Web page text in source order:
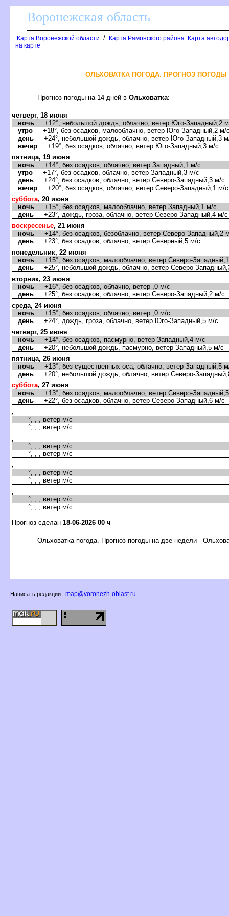
оронежская область
Карта Воронежской области /
Карта Рамонского района. Карта
на карте
ОЛЬХОВАТКА ПОГОДА. ПРОГНОЗ
Прогноз погоды на 14 дней Ольховатка:
четверг, 18 июня
ночь +12°, небольшой дождь, облачно, ветер Юго-Западный,2
утро +18°, без осадков, малооблачно, ветер Юго-Западный,2 м/
день +24°, небольшой дождь, облачно, ветер Юго-Западный,3
ечер +19°, без осадков, облачно, ветер Юго-Западный,3 м/с
пятница, 19 июня
ночь +14°, без осадков, облачно, ветер Западный,1 м/с
утро +17°, без осадков, облачно, ветер Западный,3 м/с
день +24°, без осадков, облачно, ветер Северо-Западный,3 м/с
ечер +20°, без осадков, облачно, ветер Северо-Западный,1 м/с
суббота, 20 июня
ночь +15°, без осадков, малооблачно, ветер Западный,1 м/с
день +23°, дождь, гроза, облачно, ветер Северо-Западный,4 м/с
оскресенье, 21 июня
ночь +14°, без осадков, безоблачно, ветер Северо-Западный,2
день +23°, без осадков, облачно, ветер Северный,5 м/с
понедельник, 22 июня
ночь +15°, без осадков, малооблачно, ветер Северо-
день +25°, небольшой дождь, облачно, ветер Северо-
торник, 23 июня
ночь +16°, без осадков, облачно, ветер ,0 м/с
день +25°, без осадков, облачно, ветер Северо-Западный,2 м/с
среда, 24 июня
ночь +15°, без осадков, облачно, ветер ,0 м/с
день +24°, дождь, гроза, облачно, ветер Юго-Западный,5 м/с
четверг, 25 июня
ночь +14°, без осадков, пасмурно, ветер Западный,4 м/с
день +20°, небольшой дождь, пасмурно, ветер Западный,5 м/с
пятница, 26 июня
ночь +13°, без существенных оса, облачно, ветер Западный,5
день +20°, небольшой дождь, облачно, ветер Северо-
суббота, 27 июня
ночь +13°, без осадков, малооблачно, ветер Северо-
день +22°, без осадков, облачно, ветер Северо-Западный,6 м/с
,
°, , , ветер м/с
°, , , ветер м/с
,
°, , , ветер м/с
°, , , ветер м/с
,
°, , , ветер м/с
°, , , ветер м/с
,
°, , , ветер м/с
°, , , ветер м/с
Прогноз сделан 18-06-2026 00 ч
Ольховатка погода. Прогноз погоды на две недели -
Написать редакции: map@voronezh-oblast.ru